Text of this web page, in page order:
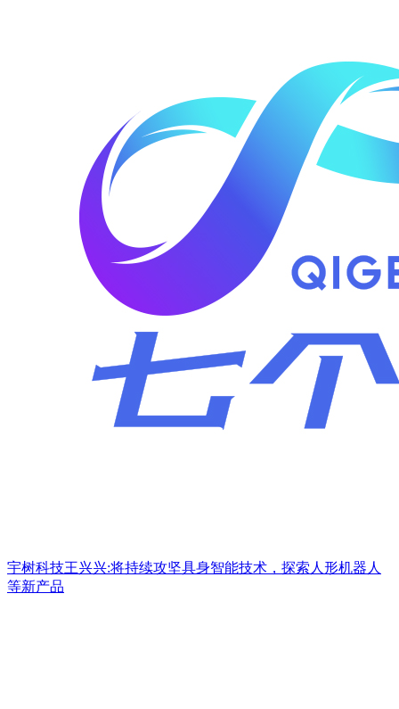
宇树科技王兴兴:将持续攻坚具身智能技术，探索人形机器人
等新产品